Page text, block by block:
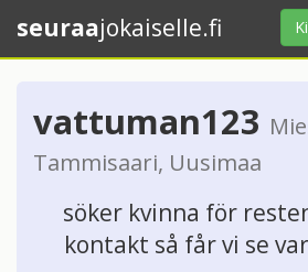
seuraajokaiselle.fi
vattuman123
Tammisaari, Uusimaa
söker kvinna för
kontakt så får vi se